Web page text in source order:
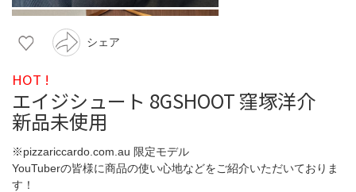
シェア
HOT !
エイジシュート 8GSHOOT 窪塚洋介
新品未使用
※pizzariccardo.com.au 限定モデル
YouTuberの皆様に商品の使い心地などをご紹介いただいておりま
す！